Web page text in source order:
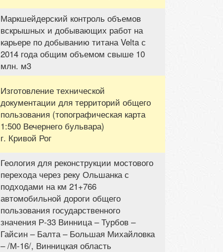
Маркшейдерский контроль объемов
вскрышных и добывающих работ на
карьере по добыванию титана Velta с
2014 года общим объемом свыше 10
млн. м3
Изготовление технической
документации для территорий общего
пользования (топографическая карта
1:500 Вечернего бульвара)
г. Кривой Рог
Геология для реконструкции мостового
перехода через реку Ольшанка с
подходами на км 21+766
автомобильной дороги общего
пользования государственного
значения Р-33 Винница – Турбов –
Гайсин – Балта – Большая Михайловка
– /М-16/, Винницкая область